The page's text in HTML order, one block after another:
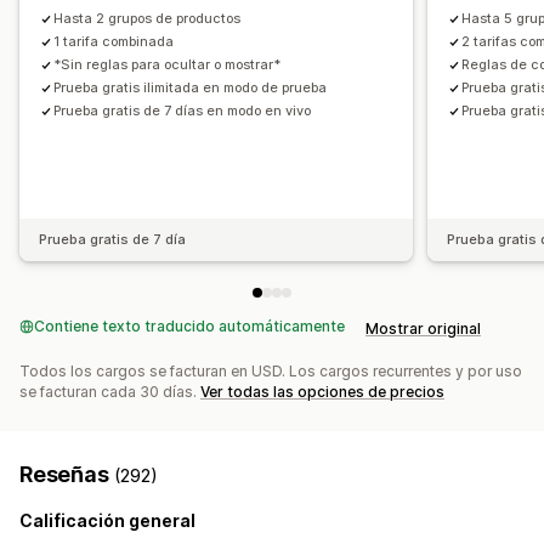
Hasta 2 grupos de productos
1 tarifa combinada
*Sin reglas para ocultar o mostrar*
Prueba gratis ilimitada en modo de prueba
Prueba gratis de 7 días en modo en vivo
Prueba gratis de 7 día
Hasta 5
2 tarifas
Reglas de
Prueba
Prueba
Prueba gratis
Contiene texto traducido automáticamente Mostrar original
Todos los cargos se facturan en USD. Los cargos recurrentes y por uso
se facturan cada 30 días. Ver todas las opciones de precios
Reseñas (292)
Calificación general